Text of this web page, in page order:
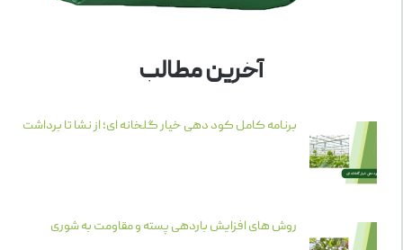
آخرین مطالب
برنامه کامل کود دهی خیار گلخانه ای؛ از نشا تا برداشت
روش های افزایش باردهی پسته و مقاومت به شوری